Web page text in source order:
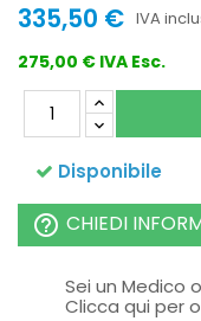
335,50 € IVA
275,00 € IVA Esc.
Disponibile
help_outline CHIEDI
Sei un Medico
Clicca qui per